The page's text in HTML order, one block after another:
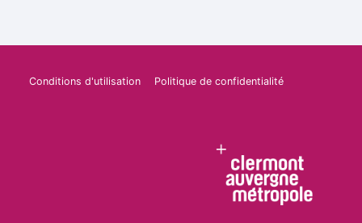
Conditions d'utilisation Politique de confidentialité